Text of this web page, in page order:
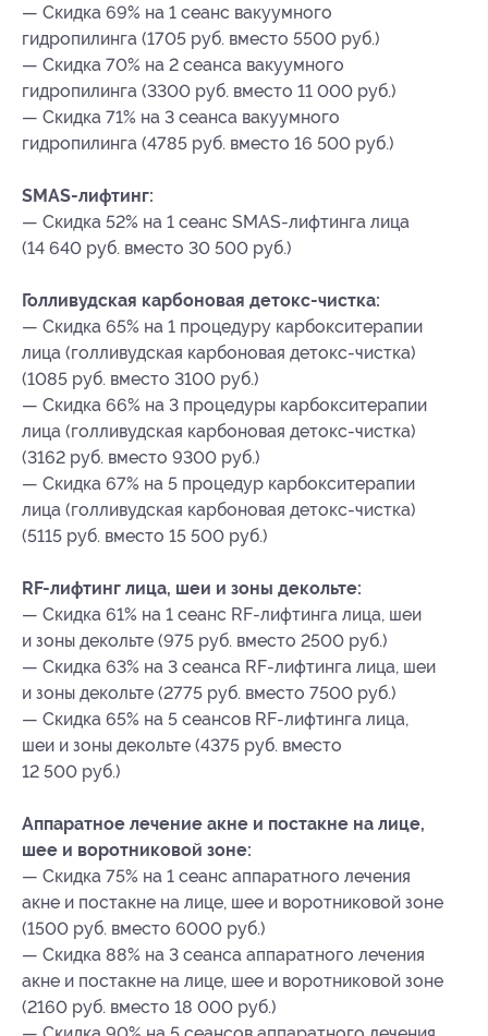
— Скидка 69% на 1 сеанс вакуумного
гидропилинга (1705 руб. вместо 5500 руб.)
— Скидка 70% на 2 сеанса вакуумного
гидропилинга (3300 руб. вместо 11 000 руб.)
— Скидка 71% на 3 сеанса вакуумного
гидропилинга (4785 руб. вместо 16 500 руб.)
SMAS-лифтинг:
— Скидка 52% на 1 сеанс SMAS-лифтинга лица
(14 640 руб. вместо 30 500 руб.)
Голливудская карбоновая детокс-чистка:
— Скидка 65% на 1 процедуру карбокситерапии
лица (голливудская карбоновая детокс-чистка)
(1085 руб. вместо 3100 руб.)
— Скидка 66% на 3 процедуры карбокситерапии
лица (голливудская карбоновая детокс-чистка)
(3162 руб. вместо 9300 руб.)
— Скидка 67% на 5 процедур карбокситерапии
лица (голливудская карбоновая детокс-чистка)
(5115 руб. вместо 15 500 руб.)
RF-лифтинг лица, шеи и зоны декольте:
— Скидка 61% на 1 сеанс RF-лифтинга лица, шеи
и зоны декольте (975 руб. вместо 2500 руб.)
— Скидка 63% на 3 сеанса RF-лифтинга лица, шеи
и зоны декольте (2775 руб. вместо 7500 руб.)
— Скидка 65% на 5 сеансов RF-лифтинга лица,
шеи и зоны декольте (4375 руб. вместо
12 500 руб.)
Аппаратное лечение акне и постакне на лице,
шее и воротниковой зоне:
— Скидка 75% на 1 сеанс аппаратного лечения
акне и постакне на лице, шее и воротниковой зоне
(1500 руб. вместо 6000 руб.)
— Скидка 88% на 3 сеанса аппаратного лечения
акне и постакне на лице, шее и воротниковой зоне
(2160 руб. вместо 18 000 руб.)